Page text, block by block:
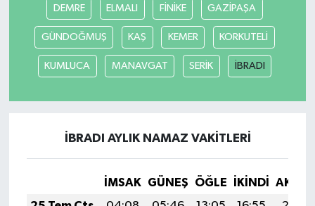
DEMRE ELMALI FİNİKE GAZİPAŞA
GÜNDOĞMUŞ KAŞ KEMER KORKUTELİ
KUMLUCA MANAVGAT SERİK İBRADI
İBRADI AYLIK NAMAZ VAKITLERI
İMSAK GÜNEŞ ÖĞLE İKINDI